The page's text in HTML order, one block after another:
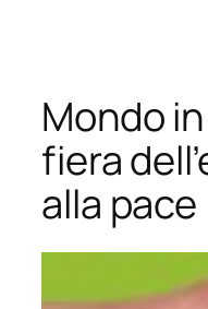
contenuto
Mondo in
fiera
alla pace